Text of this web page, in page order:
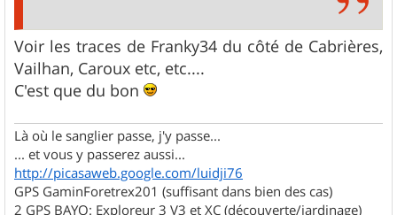
Voir les traces de Franky34 du côté de Cabrières,
Vailhan, Caroux etc, etc....
C'est que du bon
Là où le sanglier passe, j'y passe...
... et vous y passerez aussi...
http://picasaweb.google.com/luidji76
GPS GaminForetrex201 (suffisant dans bien des cas)
2 GPS BAYO: Exploreur 3 V3 et XC (découverte/jardinage)